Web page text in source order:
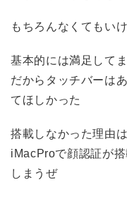
もちろんなくてもい
基本的には満足して
だからタッチバーは
てほしかった
搭載しなかった理由
iMacProで顔認証が
しまうぜ